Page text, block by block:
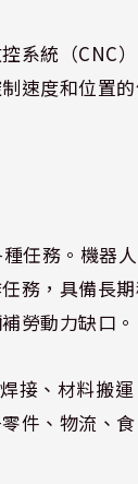
系統（CNC）
速度和位置
任務。機器
務，具備長
勞動力缺口。
接、材料搬運
件、物流、食